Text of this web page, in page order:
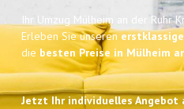
Ihr Umzug Mülheim an der Ruhr
Erleben Sie unseren
die besten Preise in Mülheim
Jetzt Ihr individuelles Angebot